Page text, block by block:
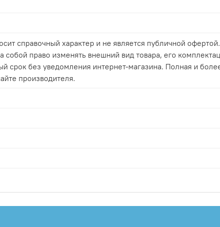
справочный характер и не является публичной офертой.
собой право изменять внешний вид товара, его
срок без уведомления интернет-магазина. Полная и
производителя.